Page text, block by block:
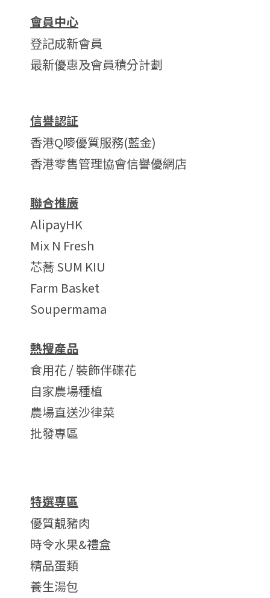
會員中心
登記成新會員
最新優惠及會員積分計劃
信譽認証
香港Q嘜優質服務(藍金)
香港零售管理協會信譽優網店
聯合推廣
AlipayHK
Mix N Fresh
芯蕎 SUM KIU
Farm Basket
Soupermama
熱搜產品
食用花 / 裝飾伴碟花
自家農場種植
農場直送沙律菜
批發專區
特選專區
優質靚豬肉
時令水果&禮盒
精品蛋類
養生湯包